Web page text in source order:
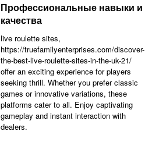
Профессиональные навыки и
качества
live roulette sites,
https://truefamilyenterprises.com/discover-
the-best-live-roulette-sites-in-the-uk-21/
offer an exciting experience for players
seeking thrill. Whether you prefer classic
games or innovative variations, these
platforms cater to all. Enjoy captivating
gameplay and instant interaction with
dealers.